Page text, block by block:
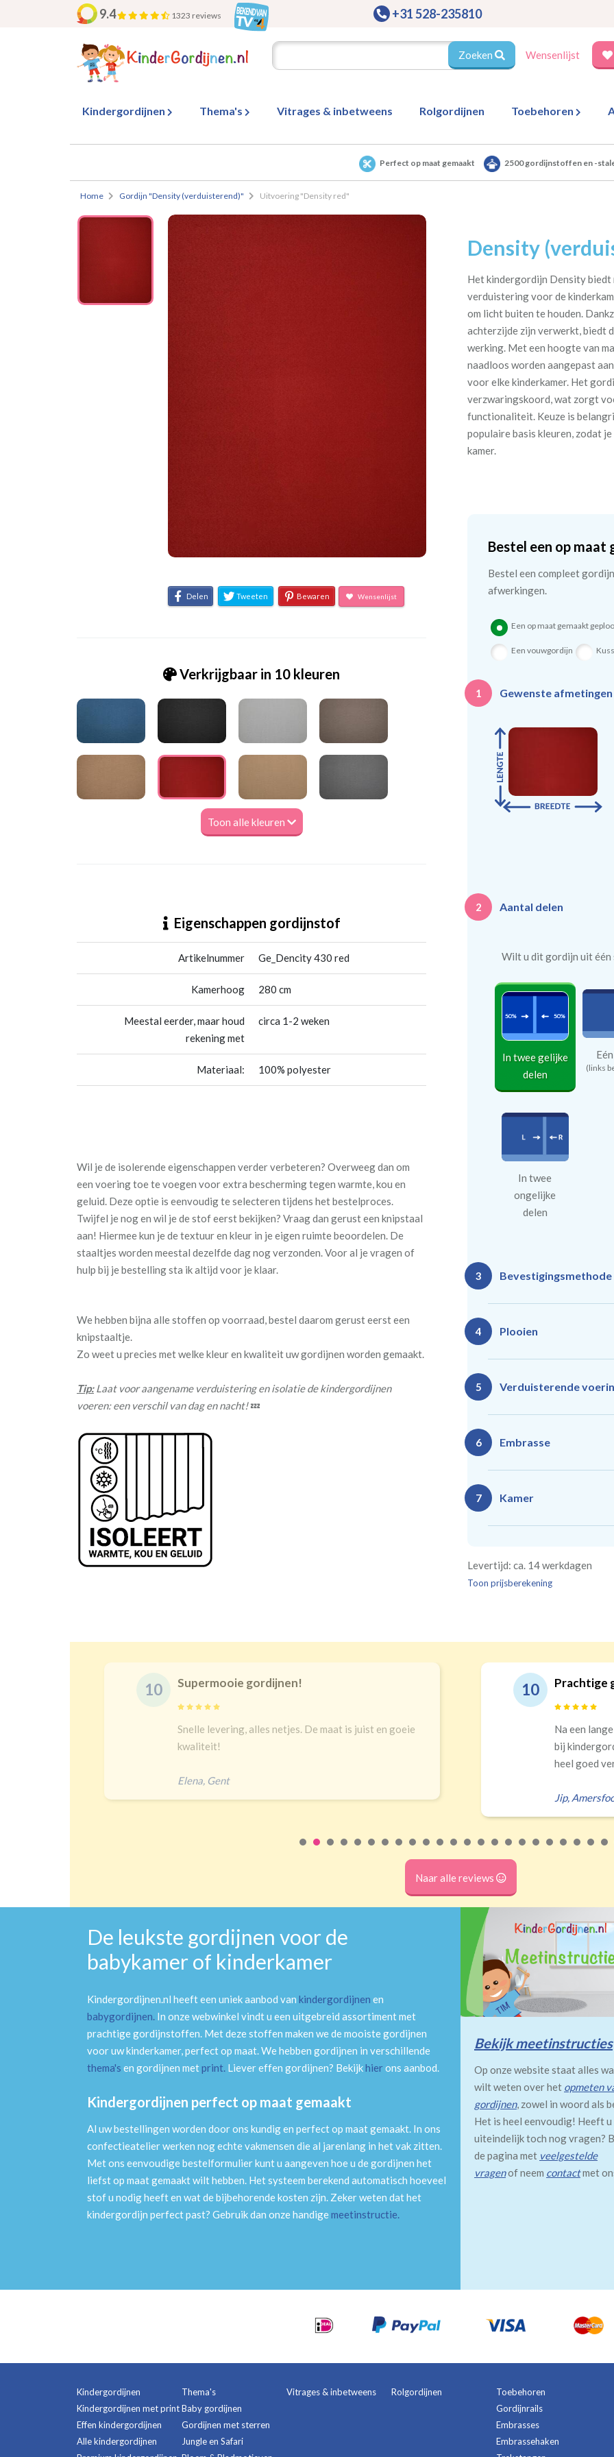
9.4 1323 reviews +31 528-235810
Zoeken Wensenlijst
Kindergordijnen Thema's Vitrages & inbetweens Rolgordijnen Toebehoren
Perfect op maat gemaakt 2500 gordijnstoffen en -
Home Gordijn "Density (verduisterend)" Uitvoering "Density red"
Delen Tweeten Bewaren Wensenlijst
Verkrijgbaar in 10 kleuren
Toon alle kleuren
Eigenschappen gordijnstof
Artikelnummer Ge_Dencity 430 red
Kamerhoog 280 cm
Meestal eerder, maar houd
rekening met
circa 1-2 weken
Materiaal: 100% polyester
Wil je de isolerende eigenschappen verder verbeteren? Overweeg dan om
een voering toe te voegen voor extra bescherming tegen warmte, kou en
geluid. Deze optie is eenvoudig te selecteren tijdens het bestelproces.
Twijfel je nog en wil je de stof eerst bekijken? Vraag dan gerust een knipstaal
aan! Hiermee kun je de textuur en kleur in je eigen ruimte beoordelen. De
staaltjes worden meestal dezelfde dag nog verzonden. Voor al je vragen of
hulp bij je bestelling sta ik altijd voor je klaar.
We hebben bijna alle stoffen op voorraad, bestel daarom gerust eerst een
knipstaaltje.
Zo weet u precies met welke kleur en kwaliteit uw gordijnen worden gemaakt.
Tip:Laat voor aangename verduistering en isolatie de kindergordijnen
voeren: een verschil van dag en nacht!💤
Density
Het kindergordijn Density
verduistering voor de
om licht buiten te houden.
achterzijde zijn verwerkt, biedt
werking. Met een hoogte van
naadloos worden aangepast
voor elke kinderkamer. Het
verzwaringskoord, wat zorgt
functionaliteit. Keuze is
populaire basis kleuren, zodat
kamer.
Bestel een op
Bestel een compleet
afwerkingen.
Een op maat gemaakt
Een vouwgordijn
1 Gewenste afmetingen
2 Aantal delen
Wilt u dit gordijn uit één
In twee gelijke
delen
(links
In twee
ongelijke
delen
3 Bevestigingsmethode
Rails
Rails
4 Plooien
Enkele plooi
5 Verduisterende
Gevoerde gordijnen
isoleert kou, warmte en
Geen extra
verduistering
6 Embrasse
Geen
7 Kamer
kamer is bestemd. Wij
verplicht, maar wel handig)
Levertijd: ca. 14 werkdagen
Toon prijsberekening
10 Supermooie gordijnen!
Snelle levering, alles netjes. De maat is juist en goeie
kwaliteit!
Elena, Gent
10 Prachtige
Na een
bij
heel goed
Jip,
Naar alle reviews
De leukste gordijnen voor de
babykamer of kinderkamer
Kindergordijnen.nl heeft een uniek aanbod van kindergordijnen en
babygordijnen. In onze webwinkel vindt u een uitgebreid assortiment met
prachtige gordijnstoffen. Met deze stoffen maken we de mooiste gordijnen
voor uw kinderkamer, perfect op maat. We hebben gordijnen in verschillende
thema's en gordijnen metprint. Liever effen gordijnen? Bekijkhierons aanbod.
Kindergordijnen perfect op maat gemaakt
Al uw bestellingen worden door ons kundig en perfect op maat gemaakt. In ons
confectieatelier werken nog echte vakmensen die al jarenlang in het vak zitten.
Met ons eenvoudige bestelformulier kunt u aangeven hoe u de gordijnen het
liefst op maat gemaakt wilt hebben. Het systeem berekend automatisch hoeveel
stof u nodig heeft en wat de bijbehorende kosten zijn. Zeker weten dat het
kindergordijn perfect past? Gebruik dan onze handigemeetinstructie.
Bekijk meetinstructies
Op onze website staat alles
wilt weten over het opmeten
gordijnen, zowel in woord als
Het is heel eenvoudig! Heeft u
uiteindelijk toch nog vragen?
de pagina met veelgestelde
vragenof neem contactmet
Kindergordijnen
Kindergordijnen met print
Effen kindergordijnen
Alle kindergordijnen
Thema's
Baby gordijnen
Gordijnen met sterren
Jungle en Safari
Vitrages & inbetweens Rolgordijnen
Toebehoren
Gordijnrails
Embrasses
Embrassehaken